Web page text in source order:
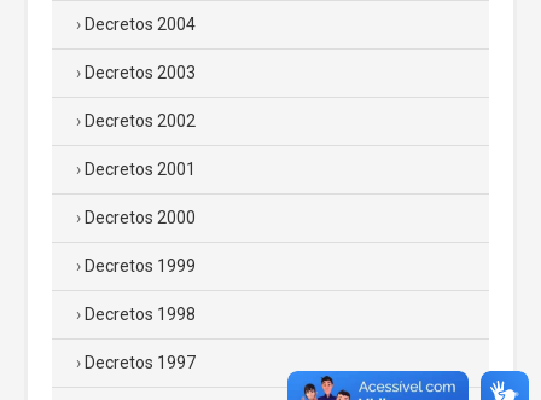
Decretos 2004
Decretos 2003
Decretos 2002
Decretos 2001
Decretos 2000
Decretos 1999
Decretos 1998
Decretos 1997